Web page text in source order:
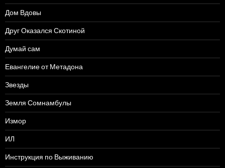
Дом Вдовы
Друг Оказался Скотиной
Думай сам
Евангелие от Метадона
Звезды
Земля Сомнамбулы
Измор
ИЛ
Инструкция по Выживанию